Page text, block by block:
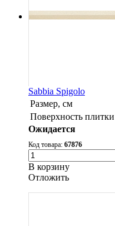
Sabbia Spigolo
Размер, см
Поверхность плитки
Ожидается
Код товара: 67876
В корзину
Oтложить